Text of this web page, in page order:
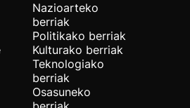
Nazioarteko
berriak
Politikako berriak
Kulturako berriak
Teknologiako
berriak
Osasuneko